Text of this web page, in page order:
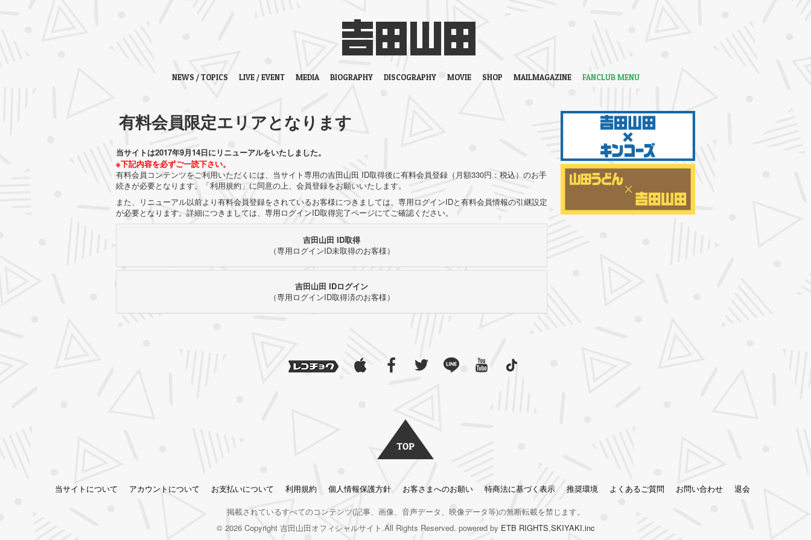
NEWS / TOPICS LIVE / EVENT MEDIA BIOGRAPHY DISCOGRAPHY MOVIE SHOP MAILMAGAZINE FANCLUB MENU
有料会員限定エリアとなります
当サイトは2017年9月14日にリニューアルをいたしました。
※下記内容を必ずご一読下さい。
有料会員コンテンツをご利用いただくには、当サイト専用の吉田山田 ID取得後に有料会員登録（月額330円：税込）のお手
続きが必要となります。「利用規約」に同意の上、会員登録をお願いいたします。
また、リニューアル以前より有料会員登録をされているお客様につきましては、専用ログインIDと有料会員情報の引継設定
が必要となります。詳細につきましては、専用ログインID取得完了ページにてご確認ください。
吉田山田 ID取得
（専用ログインID未取得のお客様）
吉田山田 IDログイン
（専用ログインID取得済のお客様）
当サイトについて アカウントについて お支払いについて 利用規約 個人情報保護方針 お客さまへのお願い 特商法に基づく表示 推奨環境 よくあるご質問 お問い合わせ
退会
掲載されているすべてのコンテンツ(記事、画像、音声データ、映像データ等)の無断転載を禁じます。
© 2026 Copyright 吉田山田オフィシャルサイト.All Rights Reserved. powered by ETB RIGHTS,SKIYAKI.inc